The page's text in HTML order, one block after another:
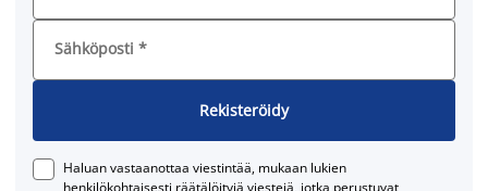
Sähköposti *
Rekisteröidy
Haluan vastaanottaa viestintää, mukaan lukien
henkilökohtaisesti räätälöityjä viestejä, jotka perustuvat